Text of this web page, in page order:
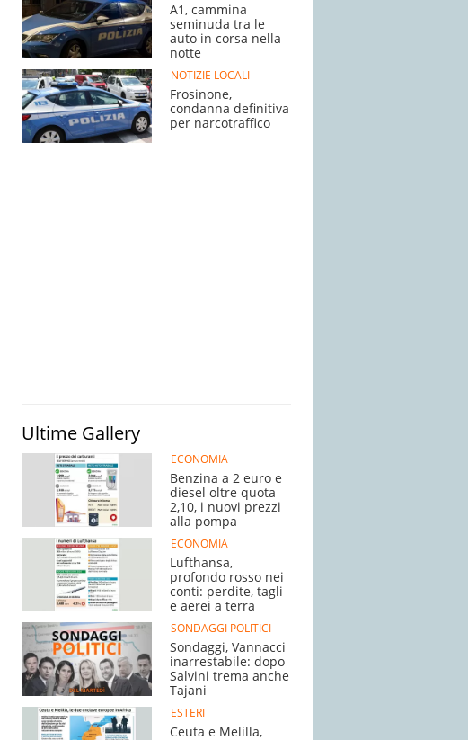
A1, cammina
seminuda tra le
auto in corsa nella
notte
NOTIZIE LOCALI
Frosinone,
condanna definitiva
per narcotraffico
Ultime Gallery
ECONOMIA
Benzina a 2 euro e
diesel oltre quota
2,10, i nuovi prezzi
alla pompa
ECONOMIA
Lufthansa,
profondo rosso nei
conti: perdite, tagli
e aerei a terra
SONDAGGI POLITICI
Sondaggi, Vannacci
inarrestabile: dopo
Salvini trema anche
Tajani
ESTERI
Ceuta e Melilla,